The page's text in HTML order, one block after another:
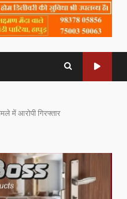
में आरोपी गिरफ्तार